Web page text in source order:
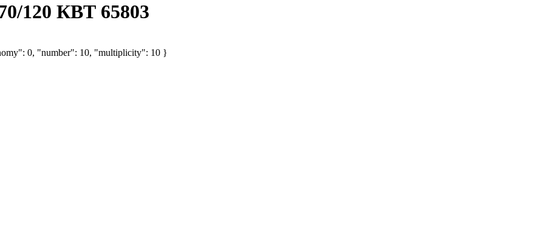
120 КВТ 65803
0, "number": 10, "multiplicity": 10 }